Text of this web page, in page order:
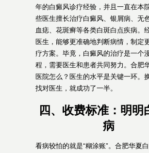
年的白癜风诊疗经验，并且一直在本
些医生擅长治疗白癜风、银屑病、无
血痣、花斑癣等各类白斑白点疾病。
医生，能够更准确地判断病情，制定
疗方案。毕竟，白癜风的治疗是一个
程，需要医生和患者共同努力。合肥
医院怎么？医生的水平是关键一环。
找对医生，就成功了一半。
四、收费标准：明明
病
看病较怕的就是“糊涂账”。合肥华夏